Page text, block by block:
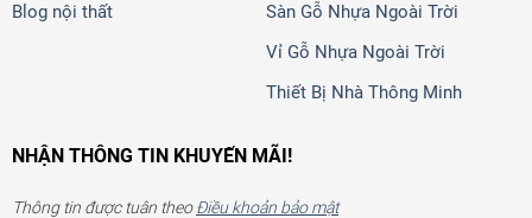
Blog nội thất
Sàn Gỗ Nhựa Ngoài Trời
Vỉ Gỗ Nhựa Ngoài Trời
Thiết Bị Nhà Thông Minh
NHẬN THÔNG TIN KHUYẾN MÃI!
Thông tin được tuân theoĐiều khoản bảo mật